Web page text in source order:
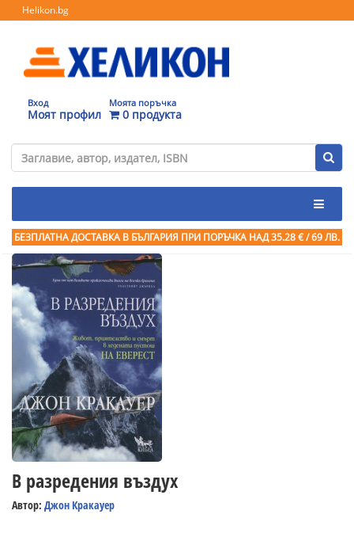
Helikon.bg
Вход
Моят профил
Моята поръчка
0 продукта
БЕЗПЛАТНА ДОСТАВКА В БЪЛГАРИЯ ПРИ ПОРЪЧКА НАД 35.28 € / 69 ЛВ.
В разредения въздух
Автор: Джон Кракауер